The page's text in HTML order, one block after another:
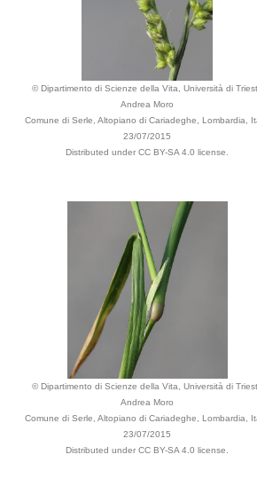
© Dipartimento di Scienze della Vita, Università di
Andrea Moro
Comune di Serle, Altopiano di Cariadeghe, Lombardia,
23/07/2015
Distributed under CC BY-SA 4.0 license.
© Dipartimento di Scienze della Vita, Università di
Andrea Moro
Comune di Serle, Altopiano di Cariadeghe, Lombardia,
23/07/2015
Distributed under CC BY-SA 4.0 license.